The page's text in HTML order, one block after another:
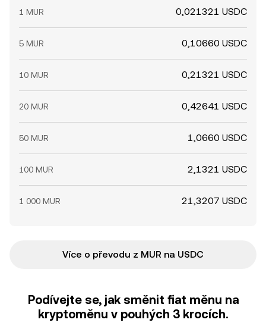
1 MUR 0,021321 USDC
5 MUR 0,10660 USDC
10 MUR 0,21321 USDC
20 MUR 0,42641 USDC
50 MUR 1,0660 USDC
100 MUR 2,1321 USDC
1 000 MUR 21,3207 USDC
Více o převodu z MUR na USDC
Podívejte se, jak směnit fiat měnu na
kryptoměnu v pouhých 3 krocích.